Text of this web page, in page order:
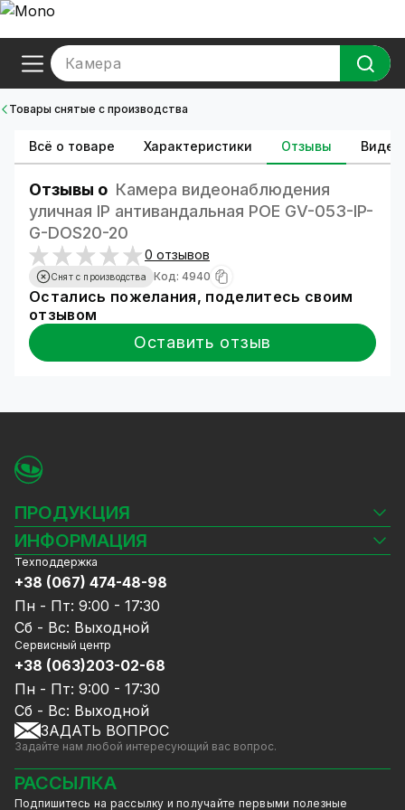
Камера
Товары снятые с производства
Всё о товаре Характеристики Отзывы Видео
Отзывы о Камера видеонаблюдения
уличная IP антивандальная POE GV-053-IP-
G-DOS20-20
0 отзывов
Снят с производства Код: 4940
Остались пожелания, поделитесь своим
отзывом
Оставить отзыв
ПРОДУКЦИЯ
Камеры видеонаблюдения
Видеорегистраторы
Комплекты видеонаблюдения
СКУД
Источники питания
Сетевое оборудование
Ноутбуки и компьютеры
Аксессуары
Акции
Уцененный товар
GreenVision скидки
Мерч от GreenVision
Товары для дома
ИНФОРМАЦИЯ
Блог
Доставка и оплата
Гарантия и Сервисное обслуживание
Политика конфиденциальности
Договор публичной оферты
Сотрудничество
Услуги
Калькулятор расчёта объёма HDD
Техподдержка
+38 (067) 474-48-98
Пн - Пт: 9:00 - 17:30
Сб - Вс: Выходной
Сервисный центр
+38 (063)203-02-68
Пн - Пт: 9:00 - 17:30
Сб - Вс: Выходной
ЗАДАТЬ ВОПРОС
Задайте нам любой интересующий вас вопрос.
РАССЫЛКА
Подпишитесь на рассылку и получайте первыми полезные